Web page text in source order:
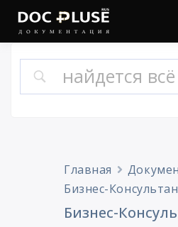
Главная
Бизнес-
Бизнес-